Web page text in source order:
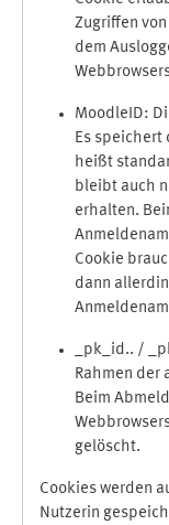
Zugriffen
dem
MoodleID:
Es speichert
heißt
bleibt auch
erhalten.
Cookie
dann
_pk_id.. /
Rahmen der
Beim
gelöscht.
Cookies werden
Nutzerin